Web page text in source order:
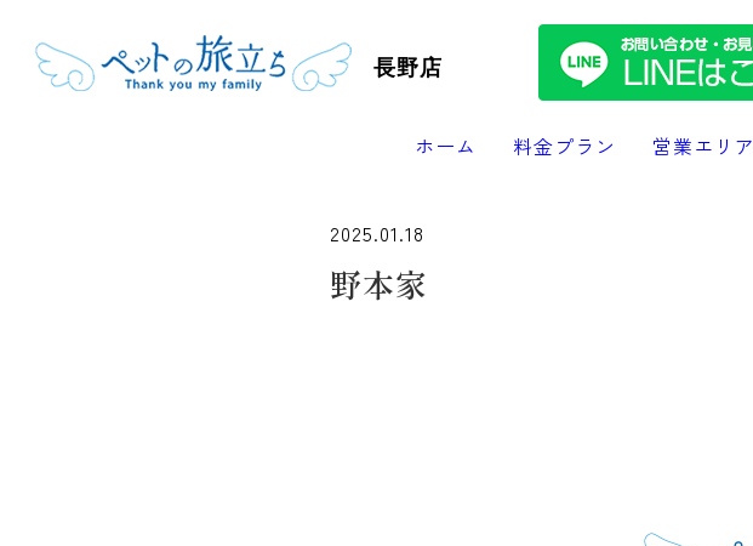
長野店
ホーム 料金プラン 営業エリア
2025.01.18
野本家